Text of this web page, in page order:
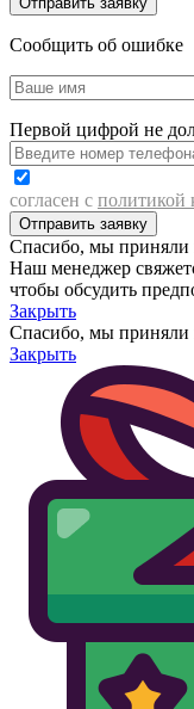
Сообщить об ошибке
Первой цифрой не
согласен с политикой
Спасибо, мы приняли
Наш менеджер
чтобы обсудить
Закрыть
Спасибо, мы приняли
Закрыть